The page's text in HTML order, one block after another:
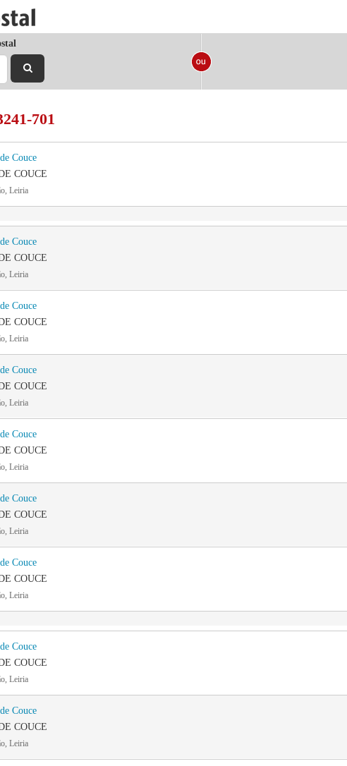
701
Couce
COUCE
Leiria
Couce
COUCE
Leiria
Couce
COUCE
Leiria
Couce
COUCE
Leiria
Couce
COUCE
Leiria
Couce
COUCE
Leiria
Couce
COUCE
Leiria
Couce
COUCE
Leiria
Couce
COUCE
Leiria